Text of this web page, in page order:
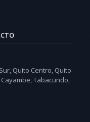
Quito Centro, Quito
Tabacundo,